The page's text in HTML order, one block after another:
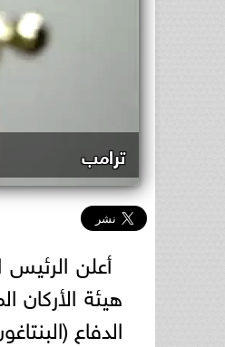
ترامب
أعلن
هيئة
الدفاع